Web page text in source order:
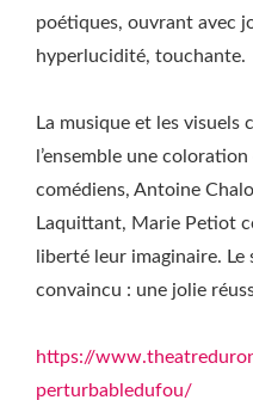
poétiques, ouvrant avec
hyperlucidité, touchante.
La musique et les visuels
l’ensemble une
comédiens, Antoine
Laquittant, Marie Petiot
liberté leur imaginaire.
convaincu : une jolie
https://
perturbabledufou/